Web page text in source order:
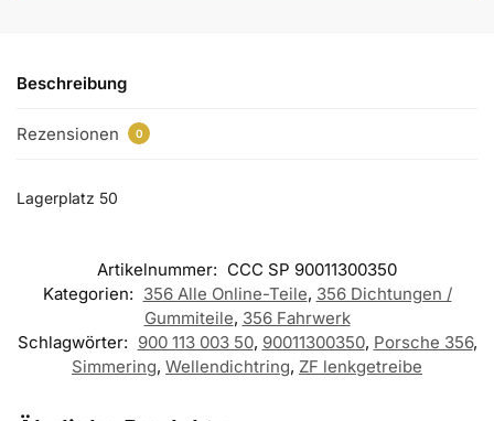
Beschreibung
Rezensionen 0
Lagerplatz 50
Artikelnummer: CCC SP 90011300350
Kategorien: 356 Alle Online-Teile, 356 Dichtungen /
Gummiteile, 356 Fahrwerk
Schlagwörter: 900 113 003 50, 90011300350, Porsche 356,
Simmering, Wellendichtring, ZF lenkgetreibe